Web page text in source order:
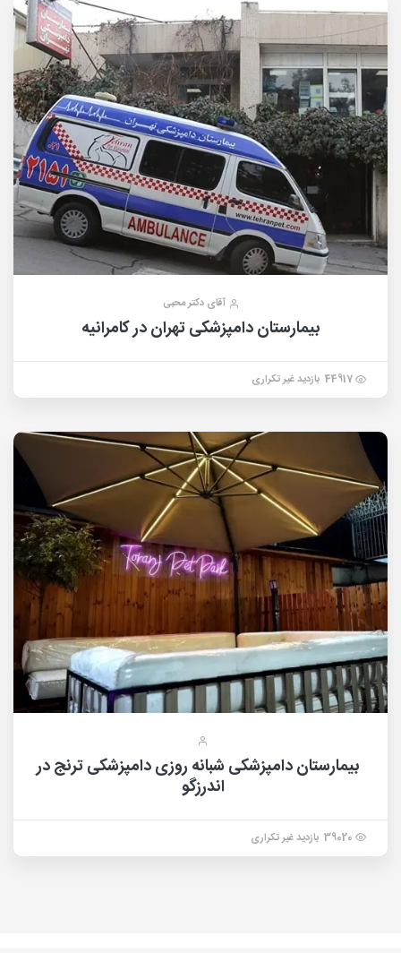
آقای دکتر محبی
بیمارستان دامپزشکی تهران در کامرانیه
44917 بازدید غیر تکراری
بیمارستان دامپزشکی شبانه روزی دامپزشکی ترنج در
اندرزگو
39020 بازدید غیر تکراری